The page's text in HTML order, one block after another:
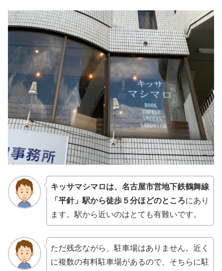
キッサマシマロは、名古屋市営地下鉄鶴舞線
「平針」駅から徒歩５分ほどのところにあり
ます。駅から近いのはとても有難いです。
ただ残念ながら、駐車場はありません。近く
に複数の有料駐車場があるので、そちらに駐